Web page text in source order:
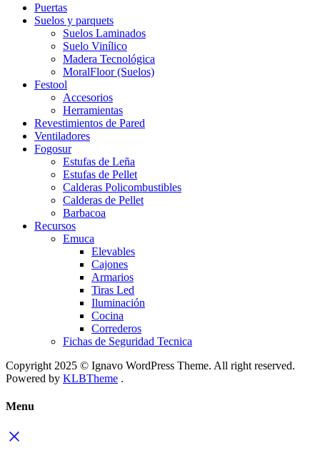
Puertas
Suelos y parquets
Suelos Laminados
Suelo Vinílico
Madera Tecnológica
MoralFloor (Suelos)
Festool
Accesorios
Herramientas
Revestimientos de Pared
Ventiladores
Fogosur
Estufas de Leña
Estufas de Pellet
Calderas Policombustibles
Calderas de Pellet
Barbacoa
Recursos
Emuca
Elevables
Cajones
Armarios
Tiras Led
Iluminación
Cocina
Correderos
Fichas de Seguridad Tecnica
Copyright 2025 © Ignavo WordPress Theme. All right reserved.
Powered by KLBTheme .
Menu